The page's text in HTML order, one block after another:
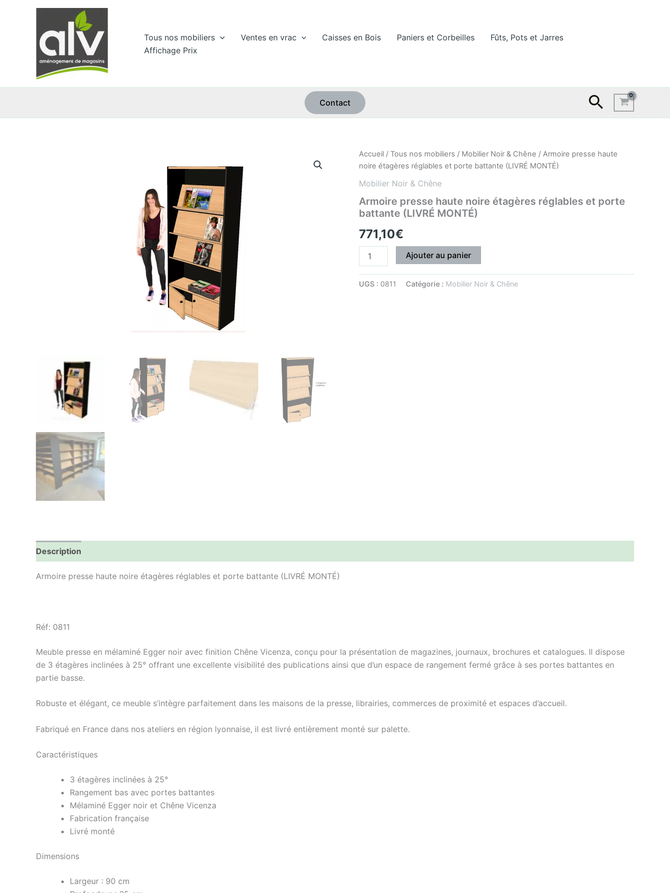
Tous nos mobiliers Ventes en vrac Caisses en Bois Paniers et Corbeilles
Fûts, Pots et Jarres
Affichage Prix
Contact
Accueil / Tous nos mobiliers / Mobilier Noir & Chêne / Armoire presse haute
noire étagères réglables et porte battante (LIVRÉ MONTÉ)
Mobilier Noir & Chêne
Armoire presse haute noire étagères réglables et porte
battante (LIVRÉ MONTÉ)
771,10€
quantité
presse
noire
étagères
et
battante
(LIVRÉ
Ajouter au panier
UGS : 0811 Catégorie : Mobilier Noir & Chêne
Description
Armoire presse haute noire étagères réglables et porte battante (LIVRÉ MONTÉ)
Réf: 0811
Meuble presse en mélaminé Egger noir avec finition Chêne Vicenza, conçu pour la présentation de magazines, journaux, brochures et catalogues. Il dispose
de 3 étagères inclinées à 25° offrant une excellente visibilité des publications ainsi que d’un espace de rangement fermé grâce à ses portes battantes en
partie basse.
Robuste et élégant, ce meuble s’intègre parfaitement dans les maisons de la presse, librairies, commerces de proximité et espaces d’accueil.
Fabriqué en France dans nos ateliers en région lyonnaise, il est livré entièrement monté sur palette.
Caractéristiques
3 étagères inclinées à 25°
Rangement bas avec portes battantes
Mélaminé Egger noir et Chêne Vicenza
Fabrication française
Livré monté
Dimensions
Largeur : 90 cm